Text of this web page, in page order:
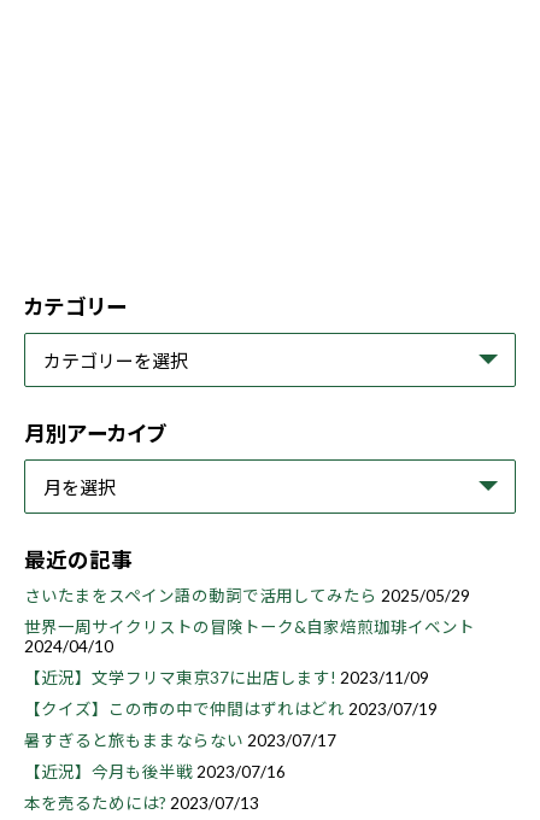
カテゴリー
月別アーカイブ
最近の記事
さいたまをスペイン語の動詞で活用してみたら 2025/05/29
世界一周サイクリストの冒険トーク&自家焙煎珈琲イベント
2024/04/10
【近況】文学フリマ東京37に出店します! 2023/11/09
【クイズ】この市の中で仲間はずれはどれ 2023/07/19
暑すぎると旅もままならない 2023/07/17
【近況】今月も後半戦 2023/07/16
本を売るためには? 2023/07/13